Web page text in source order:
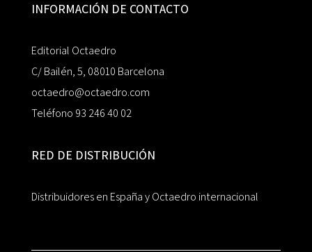
INFORMACIÓN DE CONTACTO
Editorial Octaedro
C/ Bailén, 5, 08010 Barcelona
octaedro@octaedro.com
Teléfono 93 246 40 02
RED DE DISTRIBUCIÓN
Distribuidores en España y Octaedro internacional